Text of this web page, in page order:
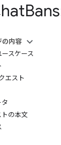
の内容
ースケース
エスト
タ
トの本文